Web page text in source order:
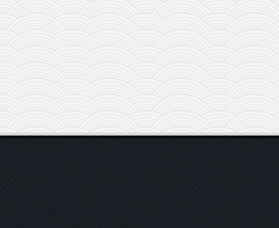
полеты
из
Азию
туда-
обратно